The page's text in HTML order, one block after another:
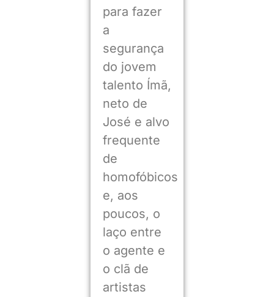
para fazer
a
segurança
do jovem
talento Ímã,
neto de
José e alvo
frequente
de
homofóbicos
e, aos
poucos, o
laço entre
o agente e
o clã de
artistas